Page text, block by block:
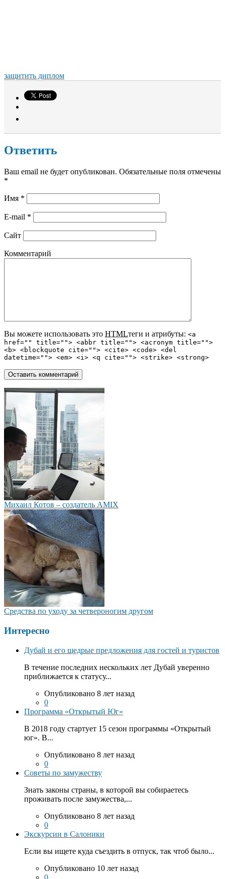
защитить диплом
Ответить
Ваш email не будет опубликован. Обязательные поля отмечены
*
Имя *
E-mail *
Сайт
Комментарий
Вы можете использовать это HTMLтеги и атрибуты: <a
href="" title=""> <abbr title=""> <acronym title="">
<b> <blockquote cite=""> <cite> <code> <del
datetime=""> <em> <i> <q cite=""> <strike> <strong>
Михаил Котов – создатель AMIX
Средства по уходу за четвероногим другом
Интересно
Дубай и его щедрые предложения для гостей и туристов
В течение последних нескольких лет Дубай уверенно
приближается к статусу...
Опубликовано 8 лет назад
0
Программа «Открытый Юг»
В 2018 году стартует 15 сезон программы «Открытый
юг». В...
Опубликовано 8 лет назад
0
Советы по замужеству
Знать законы страны, в которой вы собираетесь
проживать после замужества,...
Опубликовано 8 лет назад
0
Экскурсии в Салоники
Если вы ищете куда съездить в отпуск, так чтоб было...
Опубликовано 10 лет назад
0